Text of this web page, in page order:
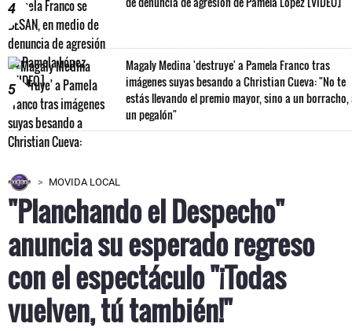
4
5
Magaly Medina 'destruye' a Pamela Franco tras
imágenes suyas besando a Christian Cueva: "No te
estás llevando el premio mayor, sino a un borracho,
un pegalón"
MOVIDA LOCAL
"Planchando el Despecho"
anuncia su esperado regreso
con el espectáculo "¡Todas
vuelven, tú también!"